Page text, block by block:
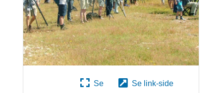
Se
Se link-side